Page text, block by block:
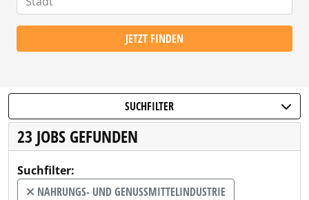
JETZT FINDEN
SUCHFILTER
23 JOBS GEFUNDEN
Suchfilter:
NAHRUNGS- UND GENUSSMITTELINDUSTRIE